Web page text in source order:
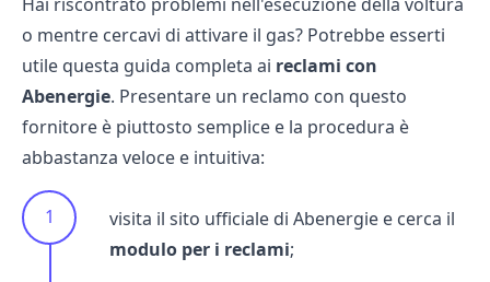
o mentre cercavi di attivare il gas? Potrebbe esserti
utile questa guida completa ai reclami con
Abenergie. Presentare un reclamo con questo
fornitore è piuttosto semplice e la procedura è
abbastanza veloce e intuitiva:
visita il sito ufficiale di Abenergie e cerca il
modulo per i reclami;